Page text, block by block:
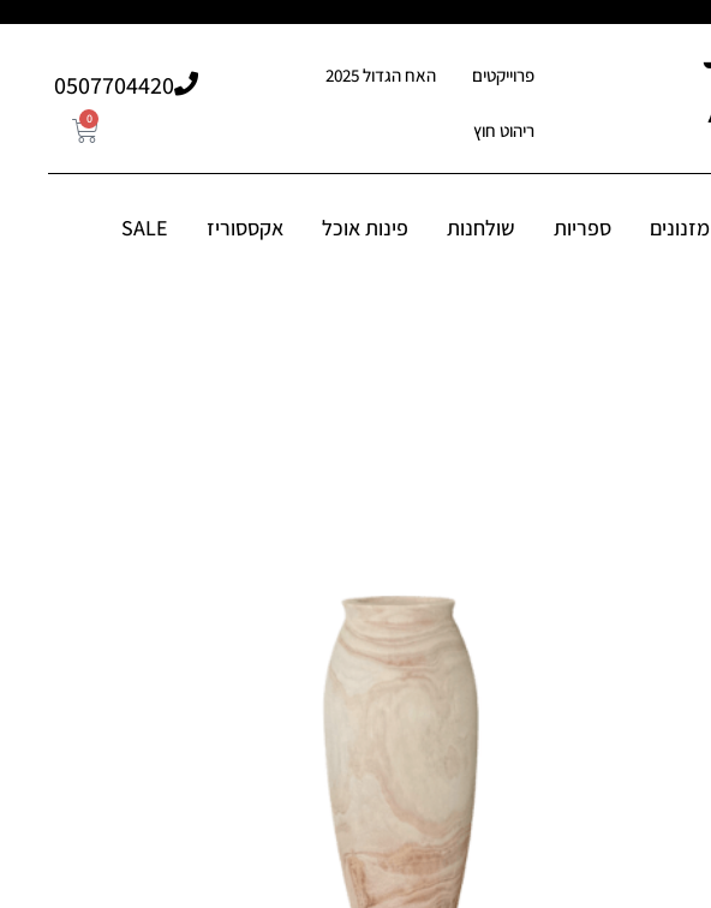
פרוייקטים האח הגדול 2025
ריהוט חוץ
507704420⁩0
0
מזנונים ספריות שולחנות פינות אוכל אקססוריז SALE